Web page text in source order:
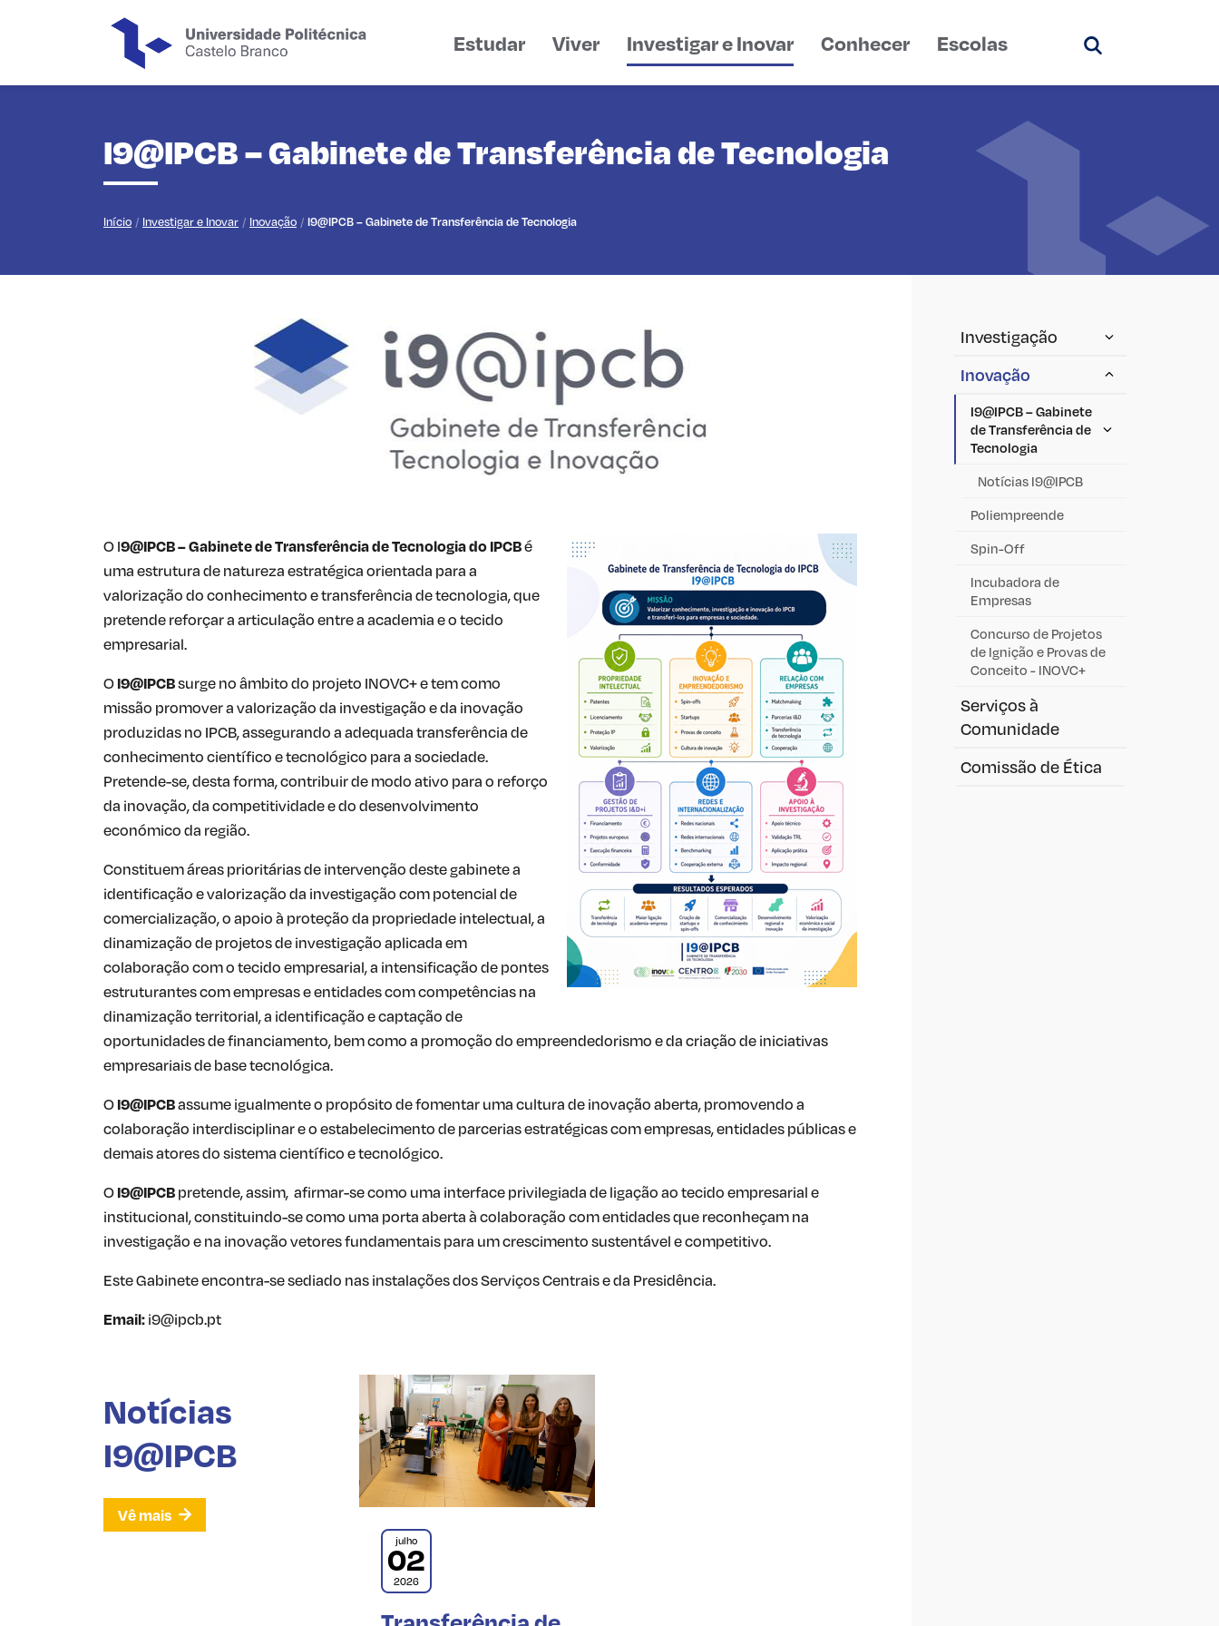
Estudar Viver Investigar e Inovar Conhecer
Escolas
I9@IPCB – Gabinete de Transferência de Tecnologia
Início Investigar e Inovar Inovação I9@IPCB – Gabinete de Transferência de Tecnologia
O I9@IPCB – Gabinete de Transferência de Tecnologia do IPCBé
uma estrutura de natureza estratégica orientada para a
valorização do conhecimento e transferência de tecnologia, que
pretende reforçar a articulação entre a academia e o tecido
empresarial.
OI9@IPCBsurge no âmbito do projeto INOVC+ e tem como
missão promover a valorização da investigação e da inovação
produzidas no IPCB, assegurando a adequada transferência de
conhecimento científico e tecnológico para a sociedade.
Pretende-se, desta forma, contribuir de modo ativo para o reforço
da inovação, da competitividade e do desenvolvimento
económico da região.
Constituem áreas prioritárias de intervenção deste gabinete a
identificação e valorização da investigação com potencial de
comercialização, o apoio à proteção da propriedade intelectual, a
dinamização de projetos de investigação aplicada em
colaboração com o tecido empresarial, a intensificação de pontes
estruturantes com empresas e entidades com competências na
dinamização territorial, a identificação e captação de
oportunidades de financiamento, bem como a promoção do empreendedorismo e da criação de iniciativas
empresariais de base tecnológica.
OI9@IPCBassume igualmente o propósito de fomentar uma cultura de inovação aberta, promovendo a
colaboração interdisciplinar e o estabelecimento de parcerias estratégicas com empresas, entidades públicas e
demais atores do sistema científico e tecnológico.
OI9@IPCBpretende, assim, afirmar-se como uma interface privilegiada de ligação ao tecido empresarial e
institucional, constituindo-se como uma porta aberta à colaboração com entidades que reconheçam na
investigação e na inovação vetores fundamentais para um crescimento sustentável e competitivo.
Este Gabinete encontra-se sediado nas instalações dos Serviços Centrais e da Presidência.
Email:i9@ipcb.pt
Notícias
I9@IPCB
Vê mais
julho
02
2026
Investigação
Inovação
I9@IPCB – Gabinete
de Transferência de
Tecnologia
Notícias I9@IPCB
Poliempreende
Spin-Off
Incubadora de
Empresas
Concurso de Projetos
de Ignição e Provas de
Conceito - INOVC+
Serviços à
Comunidade
Comissão de Ética